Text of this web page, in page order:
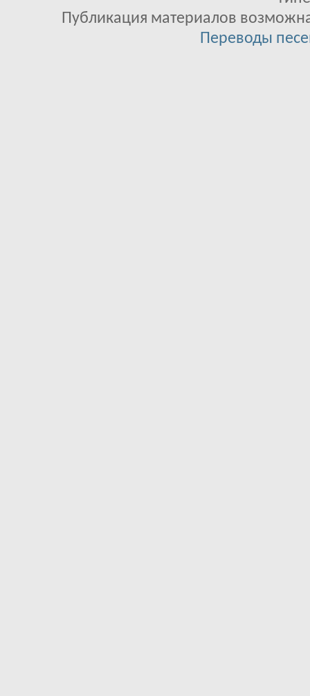
Публикация материалов
Переводы